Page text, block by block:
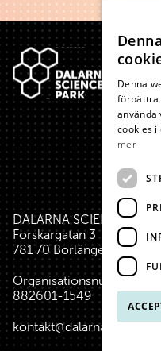
Sidfot
DALARNA SCIENCE PARK
Forskargatan 3
781 70 Borlänge
Organisationsnummer:
882601-1549
Denna
förbättra
använda
cookies i
mer